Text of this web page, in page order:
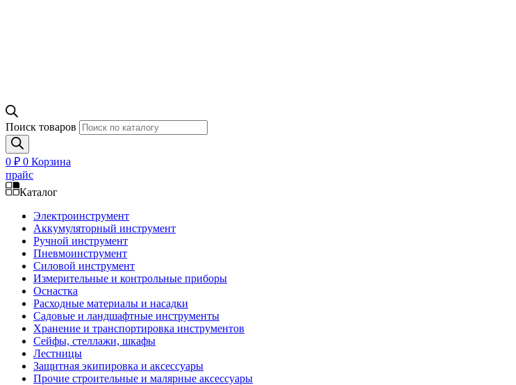
Поиск товаров
0 ₽ 0 Корзина
прайс
Каталог
Электроинструмент
Аккумуляторный инструмент
Ручной инструмент
Пневмоинструмент
Силовой инструмент
Измерительные и контрольные приборы
Оснастка
Расходные материалы и насадки
Садовые и ландшафтные инструменты
Хранение и транспортировка инструментов
Сейфы, стеллажи, шкафы
Лестницы
Защитная экипировка и аксессуары
Прочие строительные и малярные аксессуары